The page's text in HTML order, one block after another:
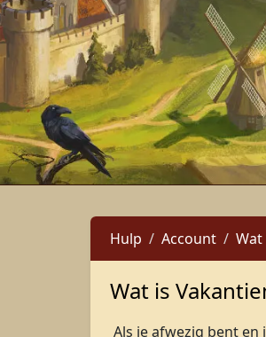
Hulp Account
Wat is
Als je afwezig bent